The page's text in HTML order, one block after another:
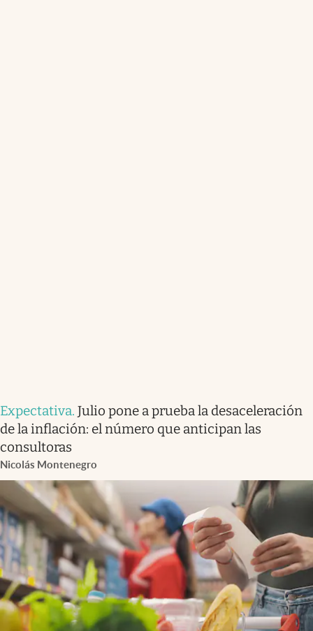
Expectativa. Julio pone a prueba la desaceleración
de la inflación: el número que anticipan las
consultoras
Nicolás Montenegro